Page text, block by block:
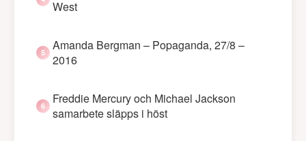
West
Amanda Bergman – Popaganda, 27/8 –
2016
Freddie Mercury och Michael Jackson
samarbete släpps i höst